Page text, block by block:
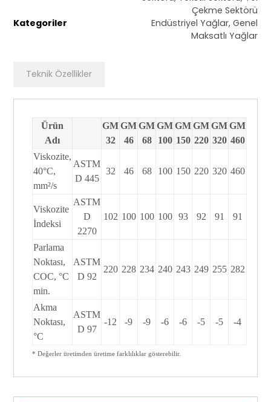
Çekme Sektörü
Kategoriler
Endüstriyel Yağlar, Genel
Maksatlı Yağlar
Teknik Özellikler
Ürün
Adı
GM
32
GM
46
GM
68
GM
100
GM
150
GM
220
GM
320
GM
460
Viskozite,
40°C,
mm²/s
ASTM
D 445
32 46 68 100 150 220 320 460
Viskozite
İndeksi
ASTM
D
2270
102 100 100 100 93 92 91 91
Parlama
Noktası,
COC, °C
min.
ASTM
D 92
220 228 234 240 243 249 255 282
Akma
Noktası,
°C
ASTM
D 97
-12 -9 -9 -6 -6 -5 -5 -4
* Değerler üretimden üretime farklılıklar gösterebilir.